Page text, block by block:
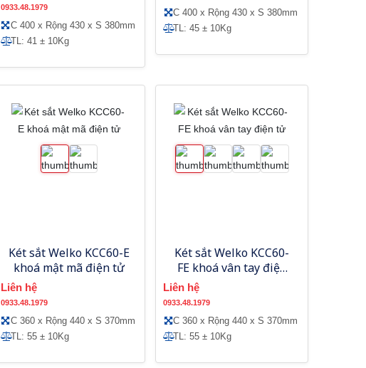
0933.48.1979
C 400 x Rộng 430 x S 380mm
TL: 41 ± 10Kg
C 400 x Rộng 430 x S 380mm
TL: 45 ± 10Kg
Két sắt Welko KCC60-E
khoá mật mã điện tử
Liên hệ
0933.48.1979
C 360 x Rộng 440 x S 370mm
TL: 55 ± 10Kg
Két sắt Welko KCC60-
FE khoá vân tay điện
Liên hệ
0933.48.1979
C 360 x Rộng 440 x S 370mm
TL: 55 ± 10Kg